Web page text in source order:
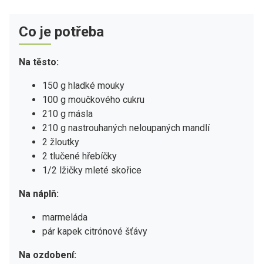
Co je potřeba
Na těsto:
150 g hladké mouky
100 g moučkového cukru
210 g másla
210 g nastrouhaných neloupaných mandlí
2 žloutky
2 tlučené hřebíčky
1/2 lžičky mleté skořice
Na náplň:
marmeláda
pár kapek citrónové šťávy
Na ozdobení: